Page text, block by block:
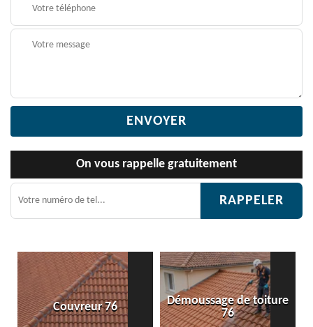
On vous rappelle gratuitement
Démoussage de toiture
76
Etanchéité toiture